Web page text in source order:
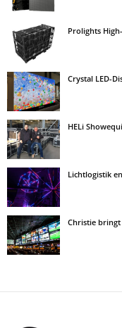
Prolights
Crystal LED-
HELi
Lichtlogistik
Christie